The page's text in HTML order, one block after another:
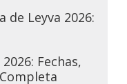
de Leyva 2026:
Fechas,